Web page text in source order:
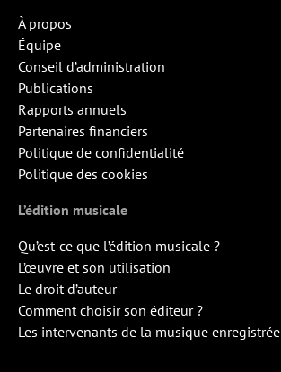
À propos
Équipe
Conseil d’administration
Publications
Rapports annuels
Partenaires financiers
Politique de confidentialité
Politique des cookies
L’édition musicale
Qu’est-ce que l’édition musicale ?
L’œuvre et son utilisation
Le droit d’auteur
Comment choisir son éditeur ?
Les intervenants de la musique enregistrée